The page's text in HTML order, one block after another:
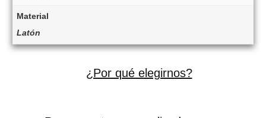
Material
Latón
¿Por qué elegirnos?